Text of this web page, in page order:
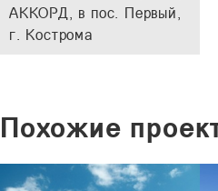
АККОРД, в пос. Первый,
г. Кострома
Похожие